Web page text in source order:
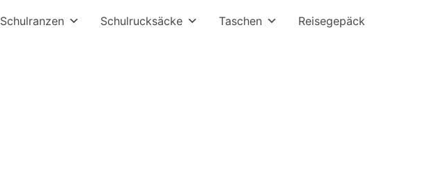
Schulranzen Schulrucksäcke Taschen Reisegepäck